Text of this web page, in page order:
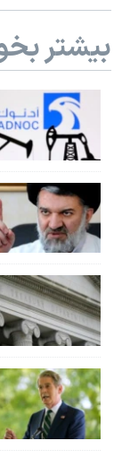
گالری عکس
اعتراضات زن،
تریبونال مردمی
دادگاه حمید نوری
چهل سال
قانون شفافیت
اعتراضات مردمی
اسرائیل در جنگ
نرگس محمدی
همایش
صفحه‌های ویژه
سفر پرزیدنت
زبانهای
بیشتر